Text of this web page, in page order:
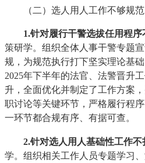
（二）选人用人工作不够规范
1.针对履行干警选拔任用程
策研学。组织全体人事干警专题
规，为规范执行打下坚实理论基
2025年下半年的法官、法警晋升
升，全面优化并制定了工作方案
职讨论等关键环节，严格履行程
一环节都合规有序、有据可查。
2.针对选人用人基础性工作不
学。组织相关工作人员专题学习